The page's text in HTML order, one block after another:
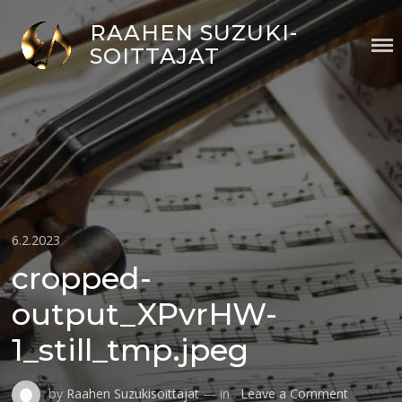
content
RAAHEN SUZUKI-
SOITTAJAT
Posted
on
6.2.2023
cropped-
output_XPvrHW-
1_still_tmp.jpeg
by Raahen Suzukisoittajat— in . Leave a Commenton